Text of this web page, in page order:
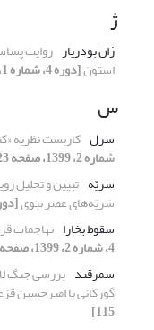
ژ
ژان بودریار روایت
استون[دوره 4، شماره 1، 1399، صفحه 1-26]
س
سرل کاربست نظریه
شماره 2، 1399، صفحه 23-52]
سریّه تبیین و تحلیل
سَریّه‌های عصر نبوی[دوره 4، شماره 2،
سقوط بخارا تهاجمات
4، شماره 2، 1399، صفحه 117-135]
سمرقند بررسی جنگ
گورکانی با امیرحسین
115]